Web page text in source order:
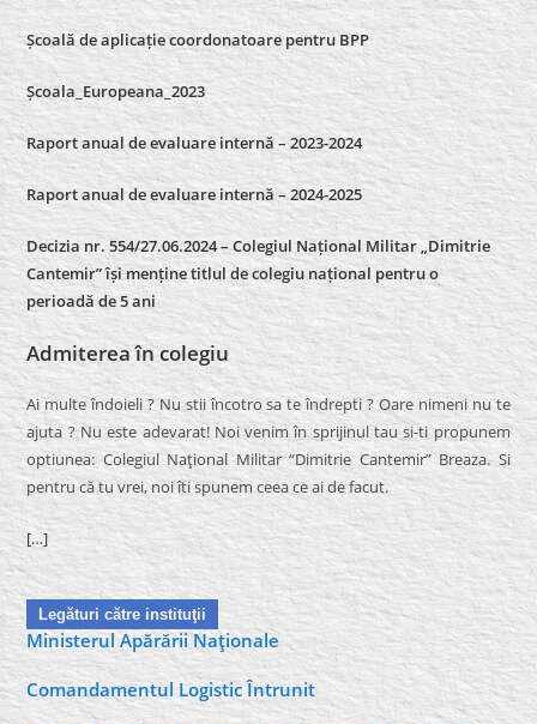
Școală de aplicație coordonatoare pentru BPP
Școala_Europeana_2023
Raport anual de evaluare internă – 2023-2024
Raport anual de evaluare internă –2024-2025
Decizia nr. 554/27.06.2024 – Colegiul Național Militar „Dimitrie
Cantemir” își menține titlul de colegiu național pentru o
perioadă de 5 ani
Admiterea în colegiu
Ai multe îndoieli ? Nu stii încotro sa te îndrepti ? Oare nimeni nu te
ajuta ? Nu este adevarat! Noi venim în sprijinul tau si-ti propunem
optiunea: Colegiul Naţional Militar “Dimitrie Cantemir” Breaza. Si
pentru că tu vrei, noi îti spunem ceea ce ai de facut.
[…]
Legături către instituţii
Ministerul Apărării Naţionale
Comandamentul Logistic Întrunit